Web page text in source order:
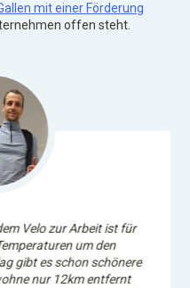
mit einer Förderung
offen steht.
Velo zur Arbeit ist für
um den
gibt es schon schönere
nur 12km entfernt